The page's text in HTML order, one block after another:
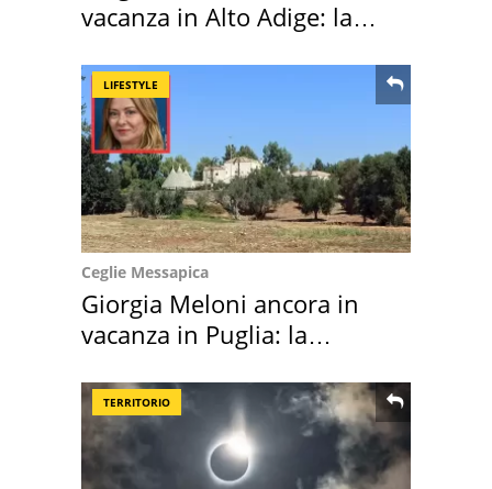
vacanza in Alto Adige: la
LIFESTYLE
Ceglie Messapica
Giorgia Meloni ancora in
vacanza in Puglia: la
TERRITORIO